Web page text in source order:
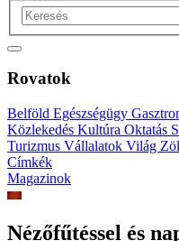
Rovatok
Belföld Egészségügy
Közlekedés Kultúra Oktatás
Turizmus Vállalatok Világ
Címkék
Magazinok
Nézőfűtéssel és